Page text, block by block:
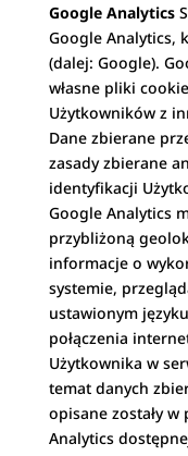
Google Analytics
Google Analytics,
(dalej: Google).
własne pliki
Użytkowników z
Dane zbierane
zasady zbierane
identyfikacji
Google Analytics
przybliżoną
informacje o
systemie,
ustawionym
połączenia
Użytkownika w
temat danych
opisane zostały
Analytics